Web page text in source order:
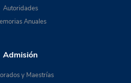
Autoridades
Anuales
Admisión
y Maestrías